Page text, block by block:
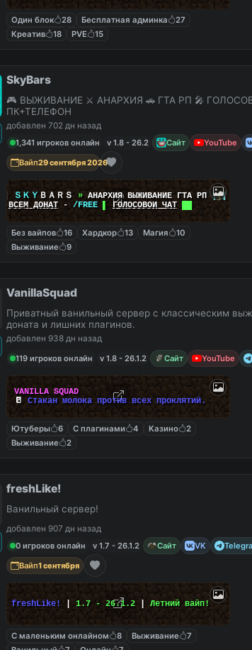
Один блок 28 Бесплатная админка
27
Креатив
18 PVE 15
SkyBars
🎮 ВЫЖИВАНИЕ ⚔️ АНАРХИЯ 🚗 ГТА РП 🎤
ПК+ТЕЛЕФОН
добавлен 702 дн назад
1,341 игроков онлайн
v 1.8 - 26.2 Сайт YouTube
Вайп29 сентября 2026
ＳＫＹ ＢＡＲＳ » АНАРХИЯ ВЫЖИВАНИЕ ГТА РП|||
ВСЕМ ДОНАТ - /FREE ГОЛОСОВОЙ ЧАТ
Без вайпов 16 Хардкор 13 Магия
10
Выживание
9
VanillaSquad
Приватный ванильный сервер с классическим
доната и лишних плагинов.
добавлен 938 дн назад
119 игроков онлайн
v 1.8 - 26.1.2 Сайт YouTube
VANILLA SQUAD
🥛 Стакан молока против всех проклятий.
Ютуберы 6 С плагинами 4 Казино
2
Выживание
2
freshLike!
Ванильный сервер!
добавлен 907 дн назад
0 игроков онлайн
v 1.7 - 26.1.2 Сайт VK
Вайп1 сентября
freshLike! | 1.7 - 26.1.2 Летний вайп!
С маленьким онлайном 8 Выживание
7